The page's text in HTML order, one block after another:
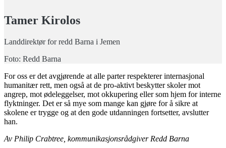
Tamer Kirolos
Landdirektør for redd Barna i Jemen
Foto: Redd Barna
For oss er det avgjørende at alle parter respekterer internasjonal
humanitær rett, men også at de pro-aktivt beskytter skoler mot
angrep, mot ødeleggelser, mot okkupering eller som hjem for interne
flyktninger. Det er så mye som mange kan gjøre for å sikre at
skolene er trygge og at den gode utdanningen fortsetter, avslutter
han.
Av Philip Crabtree, kommunikasjonsrådgiver Redd Barna